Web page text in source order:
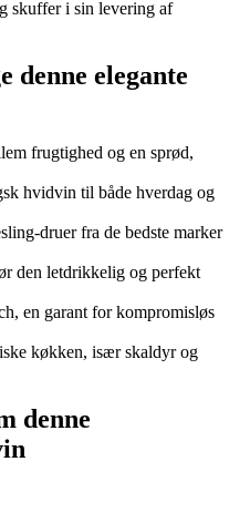
skuffer i sin levering af
denne elegante
frugtighed og en sprød,
hvidvin til både hverdag og
druer fra de bedste marker
den letdrikkelig og perfekt
en garant for kompromisløs
køkken, især skaldyr og
denne